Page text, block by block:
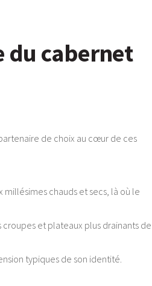
du cabernet
de choix au cœur de ces
chauds et secs, là où le
et plateaux plus drainants de
typiques de son identité.